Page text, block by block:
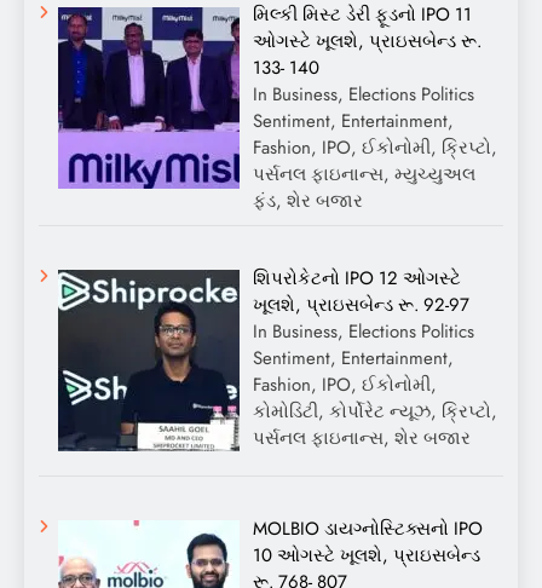
મિલ્કી મિસ્ટ ડેરી ફૂડનો IPO 11
ઓગસ્ટે ખૂલશે, પ્રાઇસબેન્ડ રૂ.
133- 140
In Business, Elections Politics
Sentiment, Entertainment,
Fashion, IPO, ઈકોનોમી, ક્રિપ્ટો,
પર્સનલ ફાઇનાન્સ, મ્યુચ્યુઅલ
ફંડ, શેર બજાર
શિપરોકેટનો IPO 12 ઓગસ્ટે
ખૂલશે, પ્રાઇસબેન્ડ રૂ. 92-97
In Business, Elections Politics
Sentiment, Entertainment,
Fashion, IPO, ઈકોનોમી,
કોમોડિટી, કોર્પોરેટ ન્યૂઝ, ક્રિપ્ટો,
પર્સનલ ફાઇનાન્સ, શેર બજાર
MOLBIO ડાયગ્નોસ્ટિક્સનો IPO
10 ઓગસ્ટે ખૂલશે, પ્રાઇસબેન્ડ
રૂ. 768- 807